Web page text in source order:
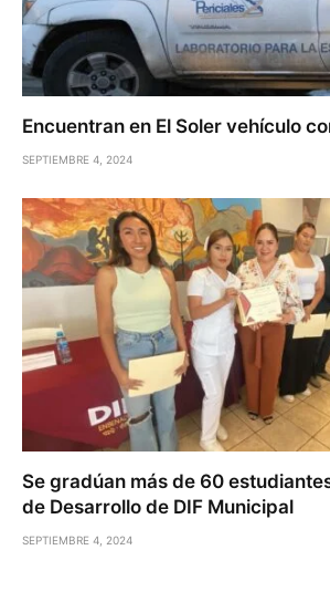
Encuentran en El Soler vehículo
SEPTIEMBRE 4, 2024
Se gradúan más de 60
de Desarrollo de DIF Municipal
SEPTIEMBRE 4, 2024